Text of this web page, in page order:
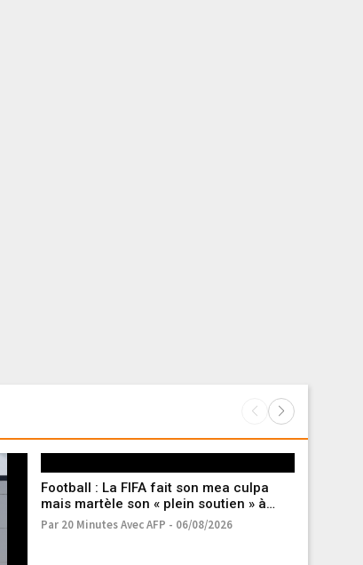
Football : La FIFA fait son mea culpa
mais martèle son « plein soutien » à
Infantino
Par 20 Minutes Avec AFP - 06/08/2026